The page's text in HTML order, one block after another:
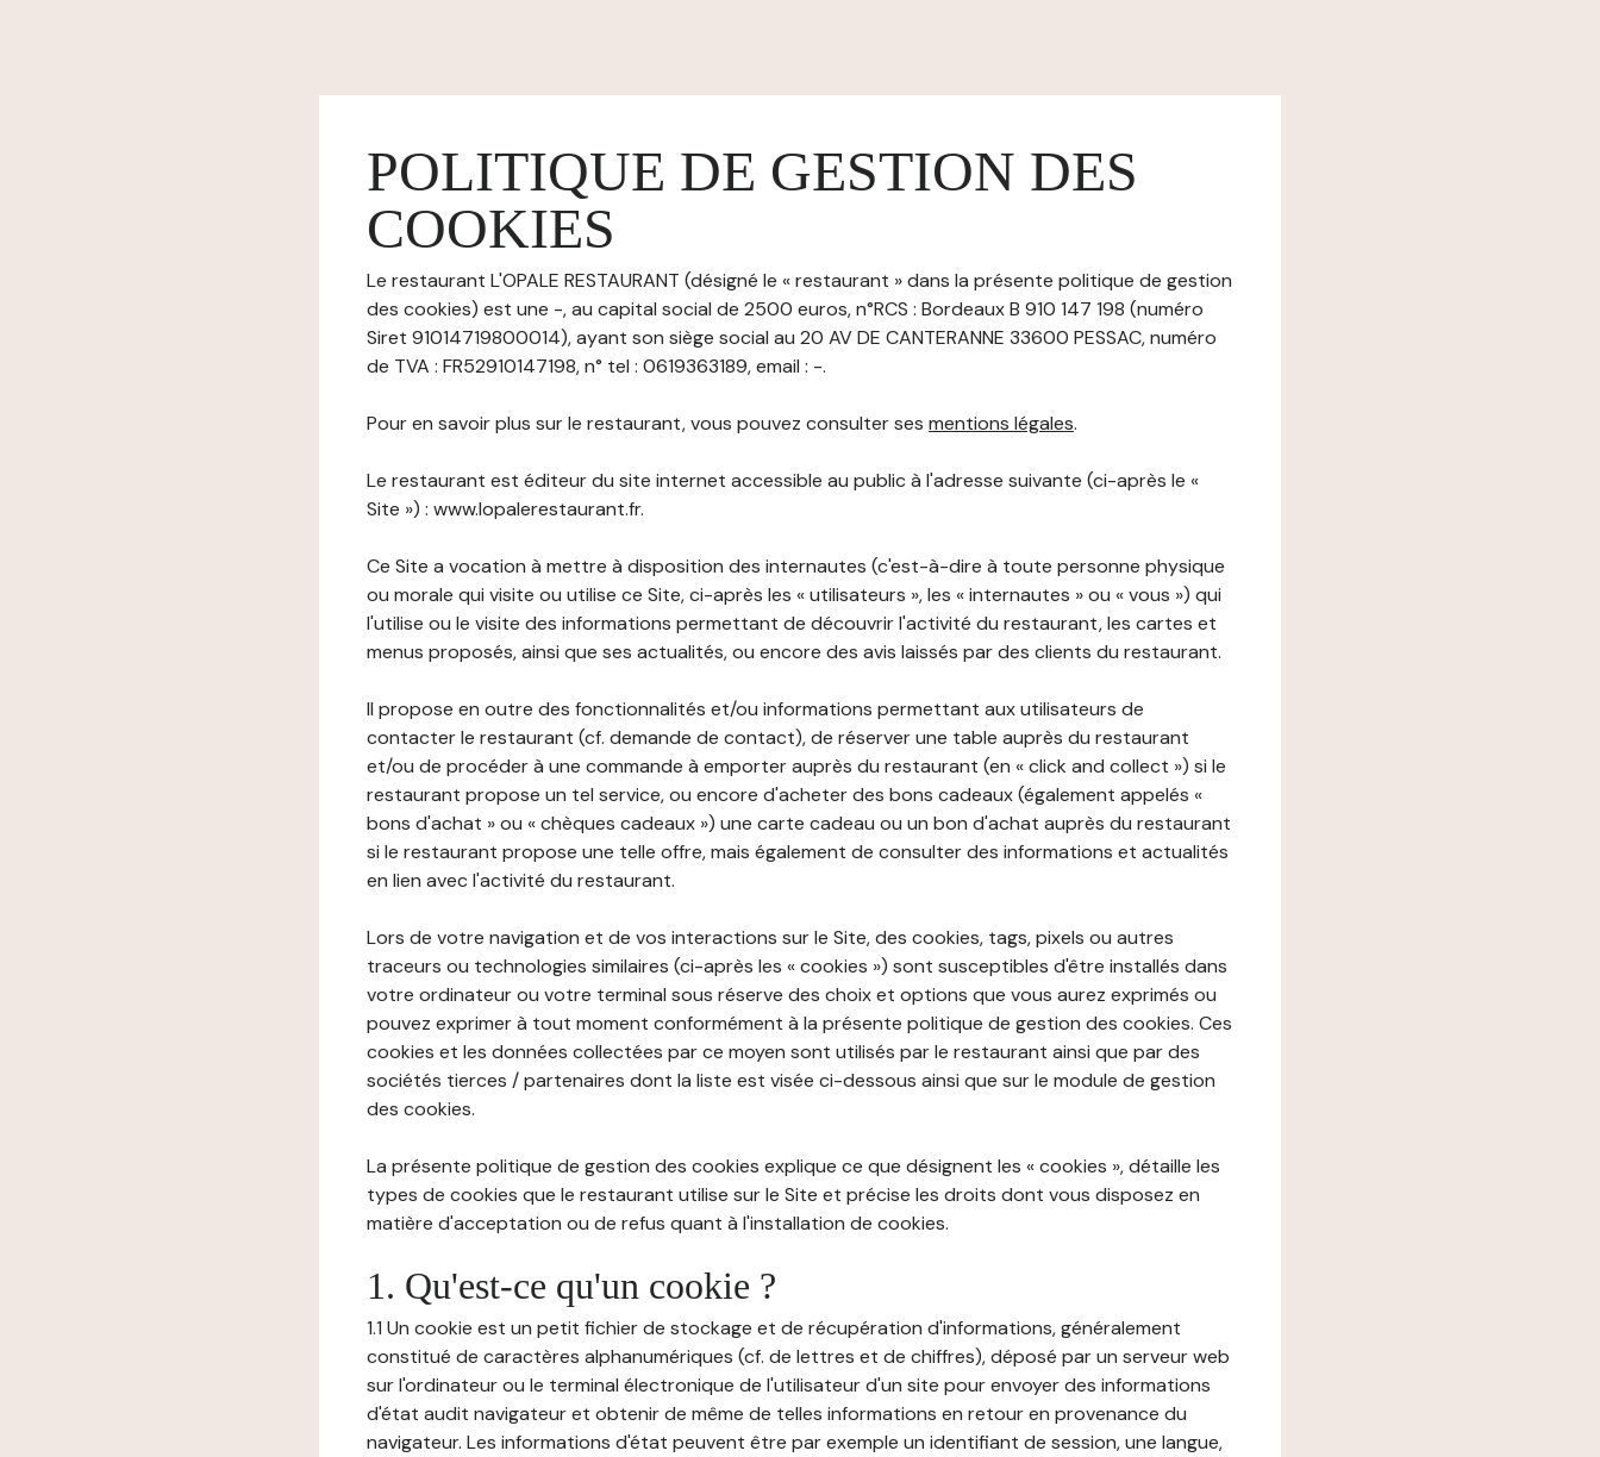
POLITIQUE DE GESTION DES
COOKIES
Le restaurant L'OPALE RESTAURANT (désigné le « restaurant » dans la présente politique de gestion
des cookies) est une -, au capital social de 2500 euros, n°RCS : Bordeaux B 910 147 198 (numéro
Siret 91014719800014), ayant son siège social au 20 AV DE CANTERANNE 33600 PESSAC, numéro
de TVA : FR52910147198, n° tel : 0619363189, email : -.
Pour en savoir plus sur le restaurant, vous pouvez consulter ses mentions légales.
Le restaurant est éditeur du site internet accessible au public à l'adresse suivante (ci-après le «
Site ») : www.lopalerestaurant.fr.
Ce Site a vocation à mettre à disposition des internautes (c'est-à-dire à toute personne physique
ou morale qui visite ou utilise ce Site, ci-après les « utilisateurs », les « internautes » ou « vous ») qui
l'utilise ou le visite des informations permettant de découvrir l'activité du restaurant, les cartes et
menus proposés, ainsi que ses actualités, ou encore des avis laissés par des clients du restaurant.
Il propose en outre des fonctionnalités et/ou informations permettant aux utilisateurs de
contacter le restaurant (cf. demande de contact), de réserver une table auprès du restaurant
et/ou de procéder à une commande à emporter auprès du restaurant (en « click and collect ») si le
restaurant propose un tel service, ou encore d'acheter des bons cadeaux (également appelés «
bons d'achat » ou « chèques cadeaux ») une carte cadeau ou un bon d'achat auprès du restaurant
si le restaurant propose une telle offre, mais également de consulter des informations et actualités
en lien avec l'activité du restaurant.
Lors de votre navigation et de vos interactions sur le Site, des cookies, tags, pixels ou autres
traceurs ou technologies similaires (ci-après les « cookies ») sont susceptibles d'être installés dans
votre ordinateur ou votre terminal sous réserve des choix et options que vous aurez exprimés ou
pouvez exprimer à tout moment conformément à la présente politique de gestion des cookies. Ces
cookies et les données collectées par ce moyen sont utilisés par le restaurant ainsi que par des
sociétés tierces / partenaires dont la liste est visée ci-dessous ainsi que sur le module de gestion
des cookies.
La présente politique de gestion des cookies explique ce que désignent les « cookies », détaille les
types de cookies que le restaurant utilise sur le Site et précise les droits dont vous disposez en
matière d'acceptation ou de refus quant à l'installation de cookies.
1. Qu'est-ce qu'un cookie ?
1.1 Un cookie est un petit fichier de stockage et de récupération d'informations, généralement
constitué de caractères alphanumériques (cf. de lettres et de chiffres), déposé par un serveur web
sur l'ordinateur ou le terminal électronique de l'utilisateur d'un site pour envoyer des informations
d'état audit navigateur et obtenir de même de telles informations en retour en provenance du
navigateur. Les informations d'état peuvent être par exemple un identifiant de session, une langue,